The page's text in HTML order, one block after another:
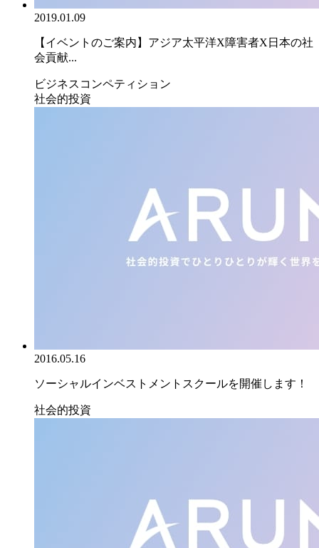
2019.01.09
【イベントのご案内】アジア太平洋X障害者X日本の社
会貢献...
ビジネスコンペティション
社会的投資
2016.05.16
ソーシャルインベストメントスクールを開催します！
社会的投資